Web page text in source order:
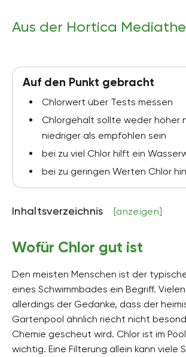
Aus der Hortica
Auf den Punkt gebracht
Chlorwert über Tests messen
Chlorgehalt sollte weder höher
niedriger als empfohlen sein
bei zu viel Chlor hilft ein
bei zu geringen Werten Chlor
Inhaltsverzeichnis [anzeigen]
Wofür Chlor gut ist
Den meisten Menschen ist der
eines Schwimmbades ein Begriff.
allerdings der Gedanke, dass der
Gartenpool ähnlich riecht nicht
Chemie gescheut wird. Chlor ist im
wichtig. Eine Filterung allein kann viele